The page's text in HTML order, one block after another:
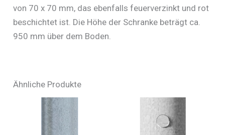
von 70 x 70 mm, das ebenfalls feuerverzinkt und rot
beschichtet ist. Die Höhe der Schranke beträgt ca.
950 mm über dem Boden.
Ähnliche Produkte